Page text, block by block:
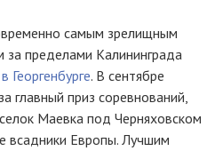
самым зрелищным
пределами Калининграда
Георгенбурге. В сентябре
главный приз соревнований,
Маевка под Черняховском
всадники Европы. Лучшим